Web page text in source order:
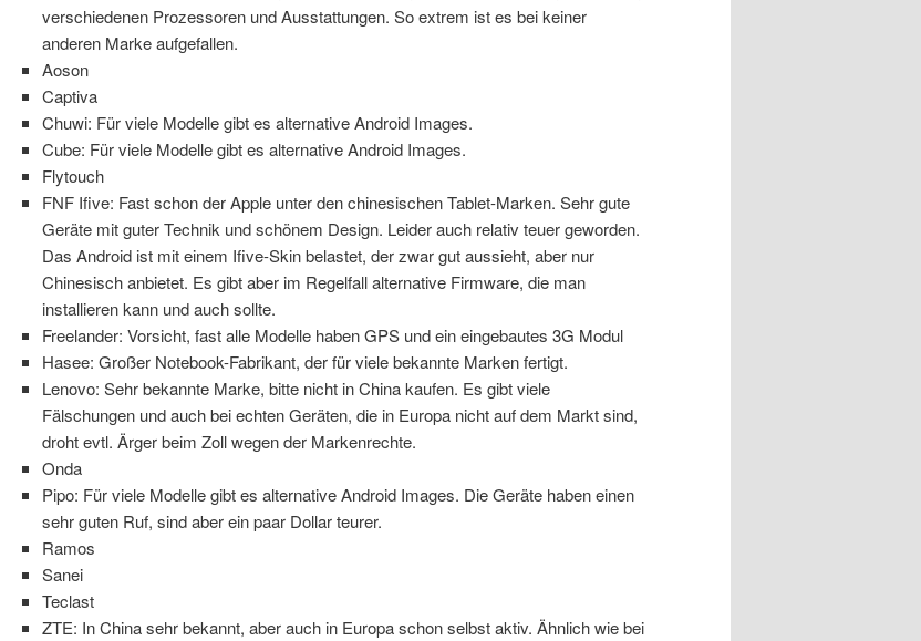
verschiedenen Prozessoren und Ausstattungen. So extrem ist es bei keiner
anderen Marke aufgefallen.
Aoson
Captiva
Chuwi: Für viele Modelle gibt es alternative Android Images.
Cube: Für viele Modelle gibt es alternative Android Images.
Flytouch
FNF Ifive: Fast schon der Apple unter den chinesischen Tablet-Marken. Sehr gute
Geräte mit guter Technik und schönem Design. Leider auch relativ teuer geworden.
Das Android ist mit einem Ifive-Skin belastet, der zwar gut aussieht, aber nur
Chinesisch anbietet. Es gibt aber im Regelfall alternative Firmware, die man
installieren kann und auch sollte.
Freelander: Vorsicht, fast alle Modelle haben GPS und ein eingebautes 3G Modul
Hasee: Großer Notebook-Fabrikant, der für viele bekannte Marken fertigt.
Lenovo: Sehr bekannte Marke, bitte nicht in China kaufen. Es gibt viele
Fälschungen und auch bei echten Geräten, die in Europa nicht auf dem Markt sind,
droht evtl. Ärger beim Zoll wegen der Markenrechte.
Onda
Pipo: Für viele Modelle gibt es alternative Android Images. Die Geräte haben einen
sehr guten Ruf, sind aber ein paar Dollar teurer.
Ramos
Sanei
Teclast
ZTE: In China sehr bekannt, aber auch in Europa schon selbst aktiv. Ähnlich wie bei